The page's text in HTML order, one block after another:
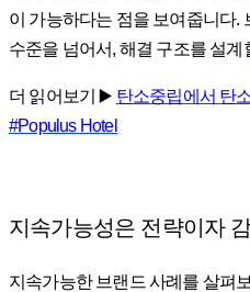
이 가능하다는 점을 보여줍니다.
수준을 넘어서, 해결 구조를 설
더 읽어보기 ▶️ 탄소중립에서 탄
#Populus Hotel
지속가능성은 전략이자
지속가능한 브랜드 사례를 살펴